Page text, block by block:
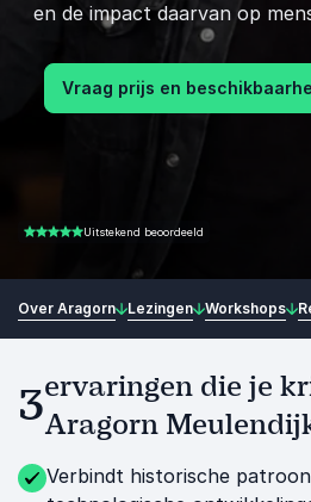
en de impact daarvan op
Vraag prijs en
5.00 van 5 Uitstekend beoordeeld
Over Aragorn Lezingen Workshops
3ervaringen die je
Aragorn
Verbindt historische